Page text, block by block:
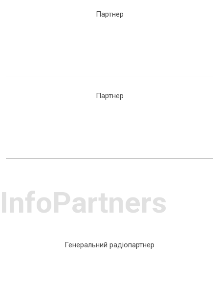
Партнер
Партнер
InfoPartners
Генеральний радіопартнер